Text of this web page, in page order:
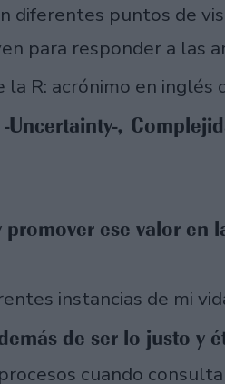
diferentes puntos de
para responder a las
la R: acrónimo en
,
ese valor en
instancias de mi
de ser lo justo y
cuando